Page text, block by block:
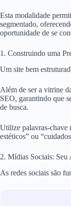
Esta modalidade
segmentado,
oportunidade de se
1. Construindo uma
Um site bem
Além de ser a vitrine
SEO, garantindo que
de busca.
Utilize palavras-chave
estéticos” ou
2. Mídias Sociais:
As redes sociais são